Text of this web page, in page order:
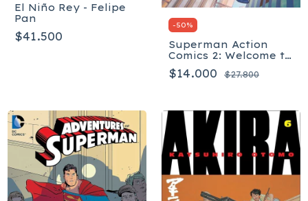
El Niño Rey - Felipe
Pan
$41.500
-50%
Superman Action
Comics 2: Welcome to
the Planet - Tapa
blanda
$14.000 $27.800